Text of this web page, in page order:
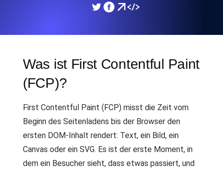
Was ist First Contentful Paint
(FCP)?
First Contentful Paint (FCP) misst die Zeit vom
Beginn des Seitenladens bis der Browser den
ersten DOM-Inhalt rendert: Text, ein Bild, ein
Canvas oder ein SVG. Es ist der erste Moment, in
dem ein Besucher sieht, dass etwas passiert, und